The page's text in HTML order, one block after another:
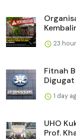
23
Fitnah
Digugat
1 day
UHO
Prof.